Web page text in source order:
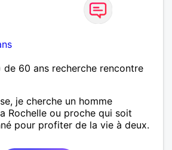
de 60 ans recherche rencontre
je cherche un homme
Rochelle ou proche qui soit
pour profiter de la vie à deux.